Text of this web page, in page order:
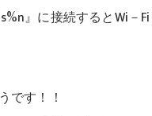
』に接続するとWi－Fi
です！！